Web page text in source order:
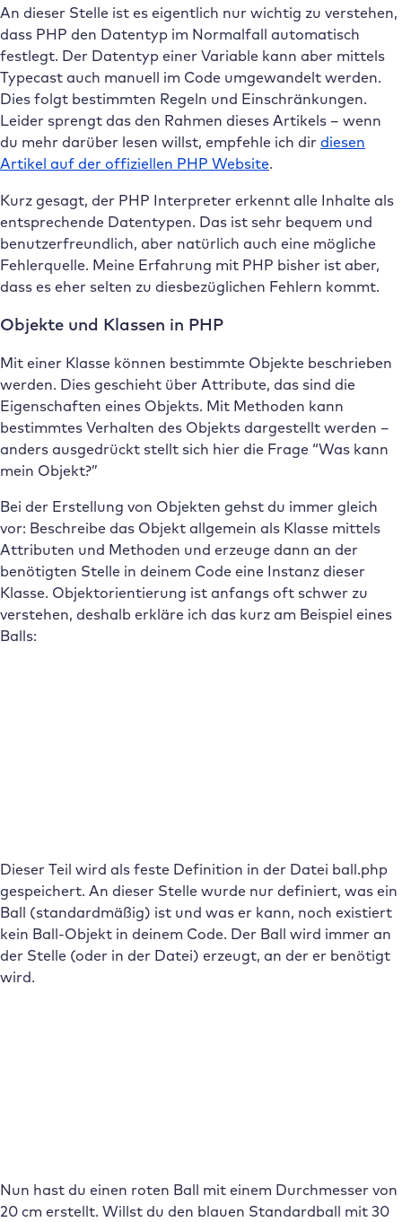
An dieser Stelle ist es eigentlich nur wichtig zu verstehen,
dass PHP den Datentyp im Normalfall automatisch
festlegt. Der Datentyp einer Variable kann aber mittels
Typecast auch manuell im Code umgewandelt werden.
Dies folgt bestimmten Regeln und Einschränkungen.
Leider sprengt das den Rahmen dieses Artikels – wenn
du mehr darüber lesen willst, empfehle ich dir diesen
Artikel auf der offiziellen PHP Website.
Kurz gesagt, der PHP Interpreter erkennt alle Inhalte als
entsprechende Datentypen. Das ist sehr bequem und
benutzerfreundlich, aber natürlich auch eine mögliche
Fehlerquelle. Meine Erfahrung mit PHP bisher ist aber,
dass es eher selten zu diesbezüglichen Fehlern kommt.
Objekte und Klassen in PHP
Mit einer Klasse können bestimmte Objekte beschrieben
werden. Dies geschieht über Attribute, das sind die
Eigenschaften eines Objekts. Mit Methoden kann
bestimmtes Verhalten des Objekts dargestellt werden –
anders ausgedrückt stellt sich hier die Frage “Was kann
mein Objekt?”
Bei der Erstellung von Objekten gehst du immer gleich
vor: Beschreibe das Objekt allgemein als Klasse mittels
Attributen und Methoden und erzeuge dann an der
benötigten Stelle in deinem Code eine Instanz dieser
Klasse. Objektorientierung ist anfangs oft schwer zu
verstehen, deshalb erkläre ich das kurz am Beispiel eines
Balls:
Dieser Teil wird als feste Definition in der Datei ball.php
gespeichert. An dieser Stelle wurde nur definiert, was ein
Ball (standardmäßig) ist und was er kann, noch existiert
kein Ball-Objekt in deinem Code. Der Ball wird immer an
der Stelle (oder in der Datei) erzeugt, an der er benötigt
wird.
Nun hast du einen roten Ball mit einem Durchmesser von
20 cm erstellt. Willst du den blauen Standardball mit 30